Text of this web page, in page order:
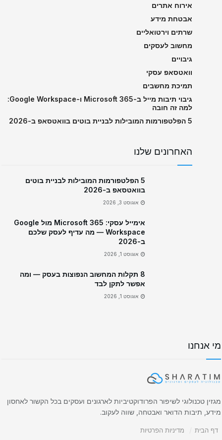
אירוח אתרים
אבטחת מידע
שרתים וירטואליים
מחשוב לעסקים
גיבויים
וואטסאפ עסקי
תמיכת מחשבים
גיבוי תיבות מייל ב-Microsoft 365 ו-Google Workspace:
למה זה חובה
5 הפלטפורמות המובילות לבניית בוטים בוואטסאפ ב-2026
האחרונים שלנו
5 הפלטפורמות המובילות לבניית בוטים
בוואטסאפ ב-2026
אוגוסט 3, 2026
אימייל עסקי: Microsoft 365 מול Google
Workspace — מה עדיף לעסק שלכם
ב-2026
אוגוסט 1, 2026
8 תקלות המחשוב הנפוצות בעסק — ומה
אפשר לתקן לבד
אוגוסט 1, 2026
מי אנחנו
מגזין טכנולוגי לשיפור הפרודוקטיביות לארגונים ועסקים בכל הקשור לאחסון
מידע, תיבות הדואר ואבטחה, שווה לעקוב.
דף הבית מדיניות הפרטיות